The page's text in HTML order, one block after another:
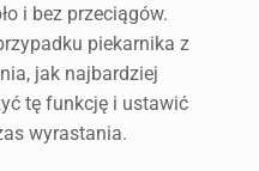
i bez przeciągów.
piekarnika z
jak najbardziej
tę funkcję i ustawić
wyrastania.